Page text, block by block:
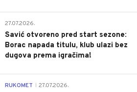
27.07.2026.
Savić otvoreno pred start sezone:
Borac napada titulu, klub ulazi bez
dugova prema igračima!
RUKOMET 27.07.2026.